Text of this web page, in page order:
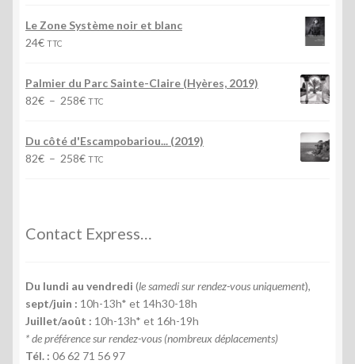
prix :
Le Zone Système noir et blanc
24€ TTC
Palmier du Parc Sainte-Claire (Hyères, 2019)
82€ – 258€Plage
prix :
TTC
Du côté d'Escampobariou... (2019)
82€ – 258€Plage
à
258€
TTC
Contact Express…
Du lundi au vendredi (le samedi sur rendez-vous uniquement),
sept/juin : 10h-13h* et 14h30-18h
Juillet/août : 10h-13h* et 16h-19h
* de préférence sur rendez-vous (nombreux déplacements)
Tél. : 06 62 71 56 97